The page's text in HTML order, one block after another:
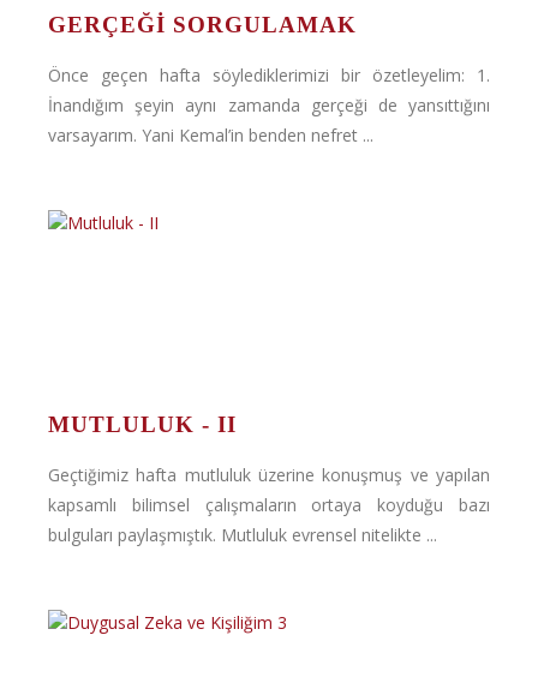
GERÇEĞI SORGULAMAK
Önce geçen hafta söylediklerimizi bir özetleyelim: 1.
İnandığım şeyin aynı zamanda gerçeği de yansıttığını
varsayarım. Yani Kemal’in benden nefret ...
MUTLULUK - II
Geçtiğimiz hafta mutluluk üzerine konuşmuş ve yapılan
kapsamlı bilimsel çalışmaların ortaya koyduğu bazı
bulguları paylaşmıştık. Mutluluk evrensel nitelikte ...